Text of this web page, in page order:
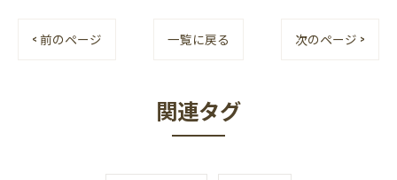
< 前のページ 一覧に戻る 次のページ >
関連タグ